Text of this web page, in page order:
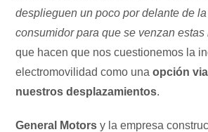
desplieguen un poco por delante de
consumidor para que se venzan
que hacen que nos cuestionemos la
electromovilidad como unaopción
nuestros desplazamientos.
General Motors y la empresa